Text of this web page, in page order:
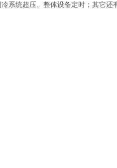
系统超压、整体设备定时；其它还